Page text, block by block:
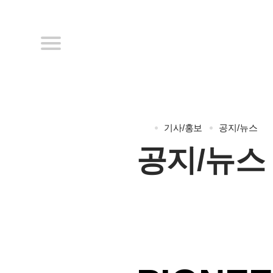
기사/홍보 공지/뉴스
공지/뉴스